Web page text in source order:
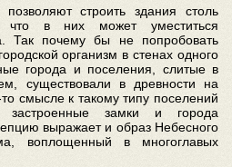
строить здания столь
что в них может уместиться
Так почему бы не попробовать
организм в стенах одного
города и поселения, слитые в
существовали в древности на
смысле к такому типу поселений
застроенные замки и города
выражает и образ Небесного
воплощенный в многоглавых